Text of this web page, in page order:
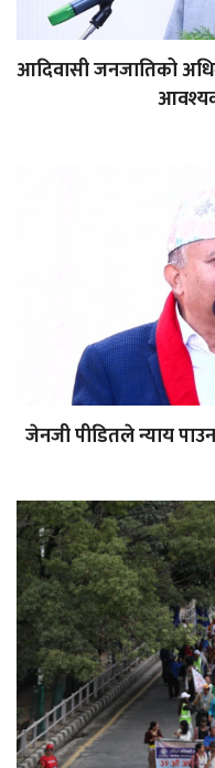
आदिवासी जनजातिको
आवश्यक
जेनजी पीडितले न्याय